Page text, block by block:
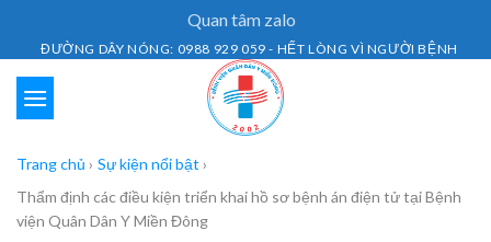
Quan tâm zalo
ĐƯỜNG DÂY NÓNG: 0988 929 059 - HẾT LÒNG VÌ NGƯỜI BỆNH
Trang chủ › Sự kiện nổi bật ›
Thẩm định các điều kiện triển khai hồ sơ bệnh án điện tử tại Bệnh
viện Quân Dân Y Miền Đông